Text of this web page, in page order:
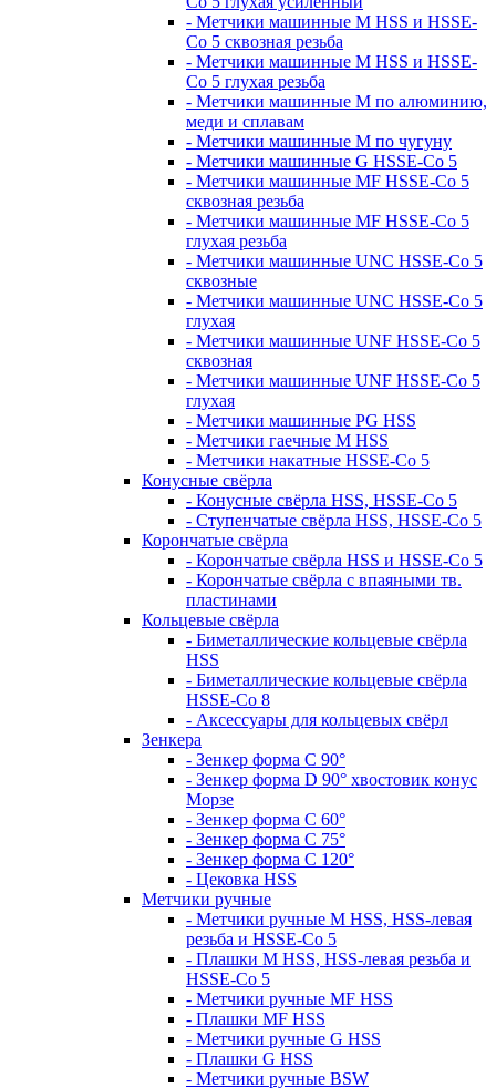
- Метчики машинные M HSS и HSSE-
Co 5 сквозная резьба
- Метчики машинные M HSS и HSSE-
Co 5 глухая резьба
- Метчики машинные M по алюминию,
меди и сплавам
- Метчики машинные M по чугуну
- Метчики машинные G HSSE-Co 5
- Метчики машинные MF HSSE-Co 5
сквозная резьба
- Метчики машинные MF HSSE-Co 5
глухая резьба
- Метчики машинные UNC HSSE-Co 5
сквозные
- Метчики машинные UNC HSSE-Co 5
глухая
- Метчики машинные UNF HSSE-Co 5
сквозная
- Метчики машинные UNF HSSE-Co 5
глухая
- Метчики машинные PG HSS
- Метчики гаечные M HSS
- Метчики накатные HSSE-Co 5
Конусные свёрла
- Конусные свёрла HSS, HSSE-Co 5
- Ступенчатые свёрла HSS, HSSE-Co 5
Корончатые свёрла
- Корончатые свёрла HSS и HSSE-Co 5
- Корончатые свёрла с впаяными тв.
пластинами
Кольцевые свёрла
- Биметаллические кольцевые свёрла
HSS
- Биметаллические кольцевые свёрла
HSSE-Co 8
- Аксессуары для кольцевых свёрл
Зенкера
- Зенкер форма С 90°
- Зенкер форма D 90° хвостовик конус
Морзе
- Зенкер форма С 60°
- Зенкер форма С 75°
- Зенкер форма С 120°
- Цековка HSS
Метчики ручные
- Метчики ручные M HSS, HSS-левая
резьба и HSSE-Co 5
- Плашки M HSS, HSS-левая резьба и
HSSE-Co 5
- Метчики ручные MF HSS
- Плашки MF HSS
- Метчики ручные G HSS
- Плашки G HSS
- Метчики ручные BSW